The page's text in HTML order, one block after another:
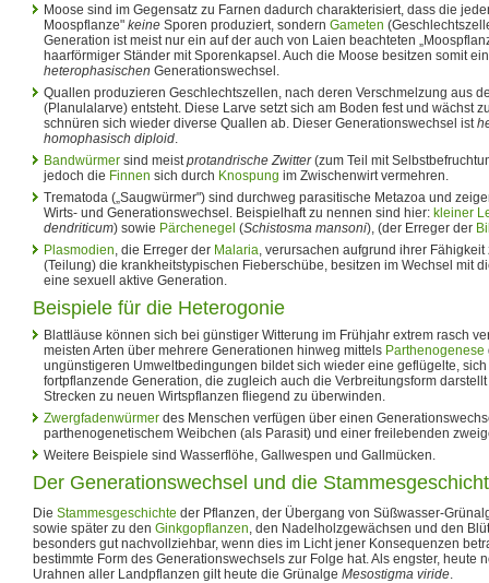
Moose sind im Gegensatz zu Farnen dadurch charakterisiert, dass die
Moospflanze" keine Sporen produziert, sondern Gameten
Generation ist meist nur ein auf der auch von Laien beachteten
haarförmiger Ständer mit Sporenkapsel. Auch die Moose besitzen somit
heterophasischen Generationswechsel.
Quallen produzieren Geschlechtszellen, nach deren Verschmelzung aus
(Planulalarve) entsteht. Diese Larve setzt sich am Boden fest und wächst
schnüren sich wieder diverse Quallen ab. Dieser Generationswechsel ist
homophasisch diploid.
Bandwürmer sind meistprotandrische Zwitter(zum Teil mit
jedoch die Finnen sich durch Knospung im Zwischenwirt vermehren.
Trematoda („Saugwürmer") sind durchweg parasitische Metazoa und
Wirts- und Generationswechsel. Beispielhaft zu nennen sind hier: kleiner
dendriticum) sowie Pärchenegel (Schistosma mansoni), (der Erreger der
Plasmodien, die Erreger der Malaria, verursachen aufgrund ihrer
(Teilung) die krankheitstypischen Fieberschübe, besitzen im Wechsel mit
eine sexuell aktive Generation.
Beispiele für die Heterogonie
Blattläuse können sich bei günstiger Witterung im Frühjahr extrem rasch
meisten Arten über mehrere Generationen hinweg mittels Parthenogenese
ungünstigeren Umweltbedingungen bildet sich wieder eine geflügelte,
fortpflanzende Generation, die zugleich auch die Verbreitungsform
Strecken zu neuen Wirtspflanzen fliegend zu überwinden.
Zwergfadenwürmer des Menschen verfügen über einen
parthenogenetischem Weibchen (als Parasit) und einer freilebenden
Weitere Beispiele sind Wasserflöhe, Gallwespen und Gallmücken.
Der Generationswechsel und die
Die Stammesgeschichte der Pflanzen, der Übergang von Süßwasser-
sowie später zu den Ginkgopflanzen, den Nadelholzgewächsen und den
besonders gut nachvollziehbar, wenn dies im Licht jener Konsequenzen
bestimmte Form des Generationswechsels zur Folge hat. Als engster, heute
Urahnen aller Landpflanzen gilt heute die Grünalge Mesostigma viride.